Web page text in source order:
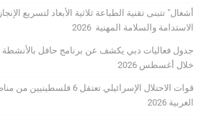
أشغال" تتبنى تقنية الطباعة ثلاثية الأبعاد لتسريع
الاستدامة والسلامة المهنية 2026
جدول فعاليات دبي يكشف عن برنامج حافل بالأنشطة
خلال أغسطس 2026
قوات الاحتلال الإسرائيلي تعتقل
الغربية 2026